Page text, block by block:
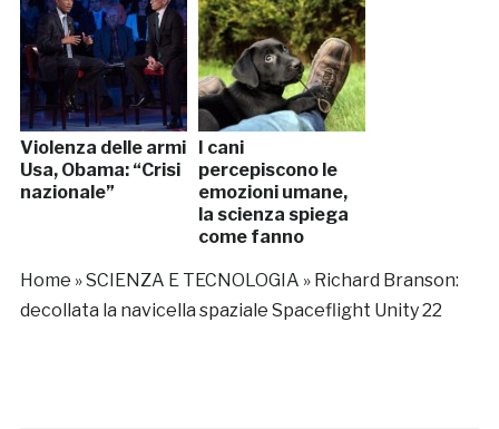
Violenza delle armi
Usa, Obama: “Crisi
nazionale”
I cani
percepiscono le
emozioni umane,
la scienza spiega
come fanno
Home »SCIENZA E TECNOLOGIA » Richard Branson:
decollata la navicella spaziale Spaceflight Unity 22